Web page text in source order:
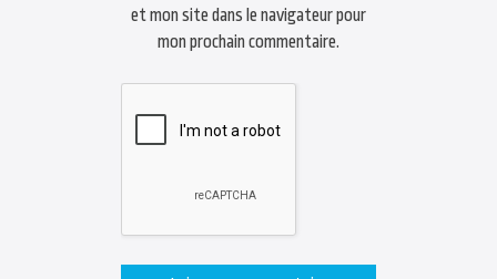
et mon site dans le navigateur pour
mon prochain commentaire.